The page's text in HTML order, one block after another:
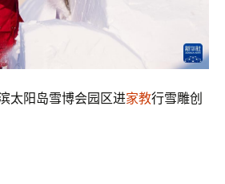
太阳岛雪博会园区进家教行雪雕创